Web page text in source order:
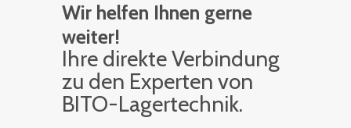
Wir helfen Ihnen gerne
weiter!
Ihre di­rek­te Ver­bin­dung
zu den Ex­per­ten von
BITO-La­ger­tech­nik.